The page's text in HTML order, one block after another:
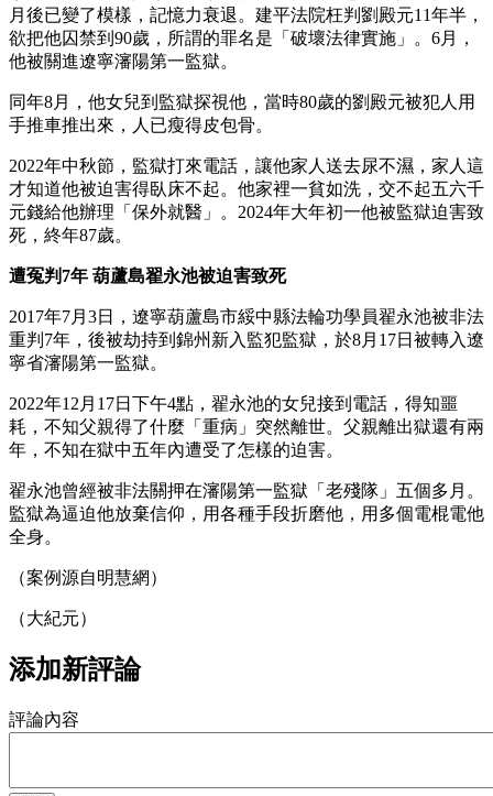
月後已變了模樣，記憶力衰退。建平法院枉判劉殿元11年半，
欲把他囚禁到90歲，所謂的罪名是「破壞法律實施」。6月，
他被關進遼寧瀋陽第一監獄。
同年8月，他女兒到監獄探視他，當時80歲的劉殿元被犯人用
手推車推出來，人已瘦得皮包骨。
2022年中秋節，監獄打來電話，讓他家人送去尿不濕，家人這
才知道他被迫害得臥床不起。他家裡一貧如洗，交不起五六千
元錢給他辦理「保外就醫」。2024年大年初一他被監獄迫害致
死，終年87歲。
遭冤判7年 葫蘆島翟永池被迫害致死
2017年7月3日，遼寧葫蘆島市綏中縣法輪功學員翟永池被非法
重判7年，後被劫持到錦州新入監犯監獄，於8月17日被轉入遼
寧省瀋陽第一監獄。
2022年12月17日下午4點，翟永池的女兒接到電話，得知噩
耗，不知父親得了什麼「重病」突然離世。父親離出獄還有兩
年，不知在獄中五年內遭受了怎樣的迫害。
翟永池曾經被非法關押在瀋陽第一監獄「老殘隊」五個多月。
監獄為逼迫他放棄信仰，用各種手段折磨他，用多個電棍電他
全身。
（案例源自明慧網）
（大紀元）
添加新評論
評論內容